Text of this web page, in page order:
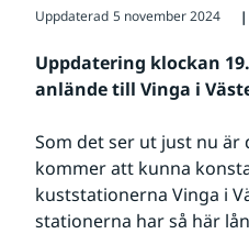
Uppdaterad 5 november 2024 ❘
Uppdatering klockan
anlände till Vinga i
Som det ser ut just nu är
kommer att kunna
kuststationerna Vinga i
stationerna har så här